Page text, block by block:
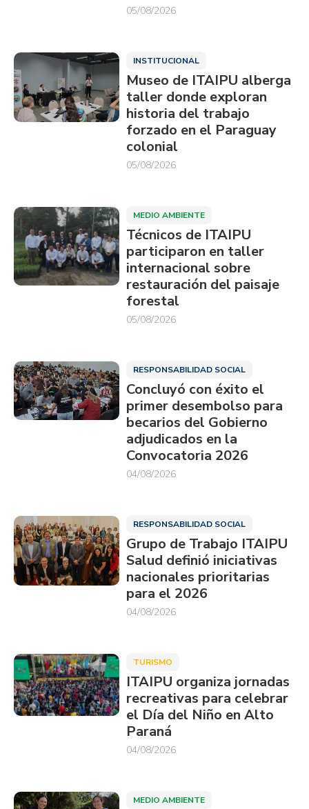
05/08/2026
INSTITUCIONAL
Museo de ITAIPU alberga
taller donde exploran
historia del trabajo
forzado en el Paraguay
colonial
05/08/2026
MEDIO AMBIENTE
Técnicos de ITAIPU
participaron en taller
internacional sobre
restauración del paisaje
forestal
05/08/2026
RESPONSABILIDAD SOCIAL
Concluyó con éxito el
primer desembolso para
becarios del Gobierno
adjudicados en la
Convocatoria 2026
04/08/2026
RESPONSABILIDAD SOCIAL
Grupo de Trabajo ITAIPU
Salud definió iniciativas
nacionales prioritarias
para el 2026
04/08/2026
TURISMO
ITAIPU organiza jornadas
recreativas para celebrar
el Día del Niño en Alto
Paraná
04/08/2026
MEDIO AMBIENTE